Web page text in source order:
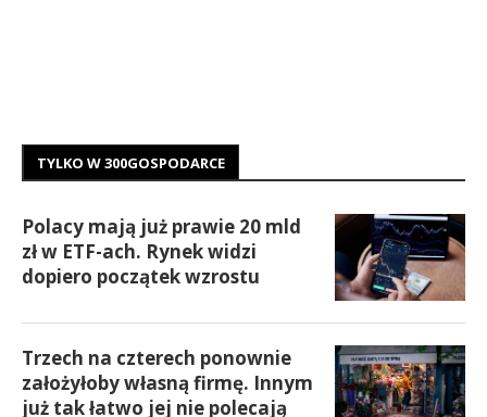
TYLKO W 300GOSPODARCE
Polacy mają już prawie 20 mld
zł w ETF-ach. Rynek widzi
dopiero początek wzrostu
Trzech na czterech ponownie
założyłoby własną firmę. Innym
już tak łatwo jej nie polecają